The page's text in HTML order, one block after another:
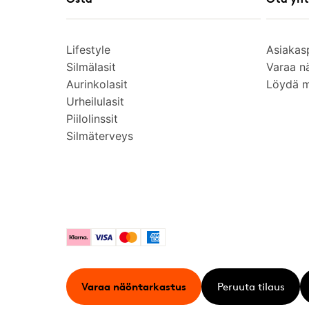
Lifestyle
Silmälasit
Aurinkolasit
Urheilulasit
Piilolinssit
Silmäterveys
Varaa
Löydä
KlarnaVisa MastercardAmerican Express
Varaa näöntarkastus Peruuta tilaus